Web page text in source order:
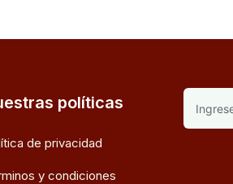
políticas
de privacidad
y condiciones